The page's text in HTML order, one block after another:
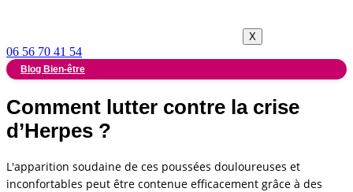
X
06 56 70 41 54
Blog Bien-être
Comment lutter contre la crise
d’Herpes ?
L'apparition soudaine de ces poussées douloureuses et
inconfortables peut être contenue efficacement grâce à des